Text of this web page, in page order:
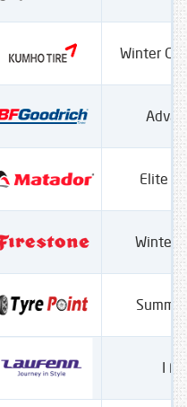
Winter
Elite 3
I